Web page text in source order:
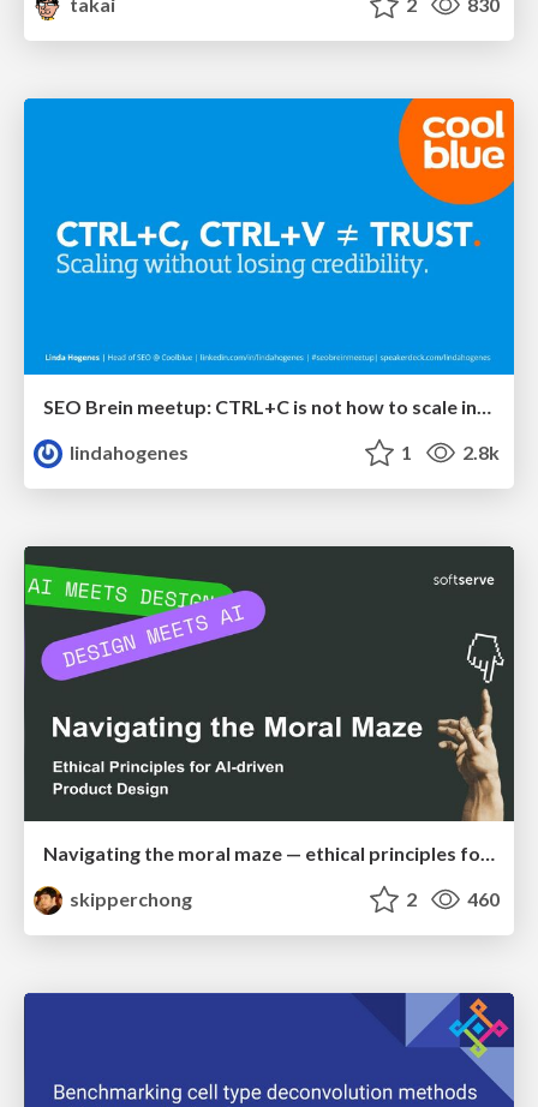
lindahogenes
1 2.8k
Navigating the moral maze — ethical principles for Al-driven product design
skipperchong
2 460